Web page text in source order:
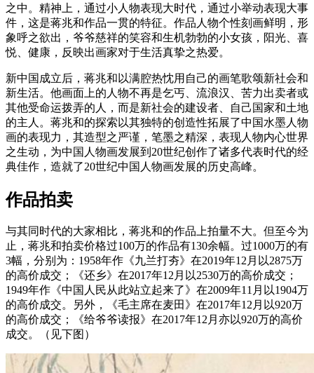
之中。精神上，通过小人物表现大时代，通过小举动表现大事
件，这是蒋兆和作品一贯的特征。作品人物个性刻画鲜明，形
象呼之欲出，爷爷慈祥的笑容和生机勃勃的小女孩，阳光、喜
悦、健康，反映出画家对于生活真挚之热爱。
新中国成立后，蒋兆和以满腔热忱用自己的画笔歌颂新社会和
新生活。他画面上的人物不再是乞丐、流浪汉、苦力出卖者或
其他受命运拨弄的人，而是新社会的建设者、自己国家和土地
的主人。蒋兆和的探索以其独特的创造性拓展了中国水墨人物
画的表现力，其造型之严谨，笔墨之精深，表现人物内心世界
之生动，为中国人物画发展到20世纪创作了诸多代表时代的经
典佳作，造就了20世纪中国人物画发展的历史高峰。
作品拍卖
与其同时代的大家相比，蒋兆和的作品上拍量不大。但至今为
止，蒋兆和拍卖价格过100万的作品有130余幅。过1000万的有
3幅，分别为：1958年作《九兰打夯》在2019年12月以2875万
的高价成交；《还乡》在2017年12月以2530万的高价成交；
1949年作《中国人民从此站立起来了》在2009年11月以1904万
的高价成交。另外，《毛主席在麦田》在2017年12月以920万
的高价成交；《给爷爷读报》在2017年12月亦以920万的高价
成交。（见下图）